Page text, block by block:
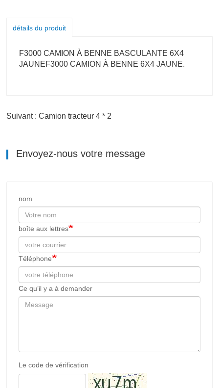
détails du produit
F3000 CAMION À BENNE BASCULANTE 6X4
JAUNEF3000 CAMION À BENNE 6X4 JAUNE.
Suivant : Camion tracteur 4 * 2
Envoyez-nous votre message
nom
boîte aux lettres
Téléphone
Ce qu’il y a à demander
Le code de vérification